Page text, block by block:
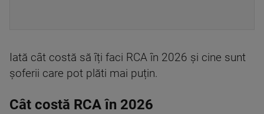
Iată cât costă să îți faci RCA în 2026 și cine sunt
șoferii care pot plăti mai puțin.
Cât costă RCA în 2026